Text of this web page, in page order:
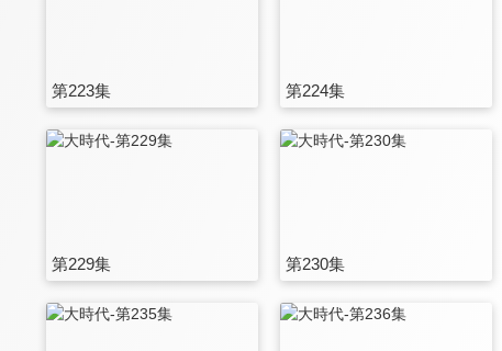
第223集 第224集
第229集 第230集